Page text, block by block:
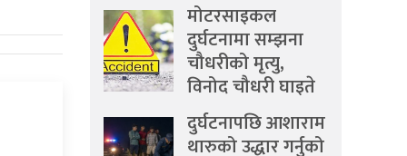
मोटरसाइकल
दुर्घटनामा सम्झना
चौधरीको मृत्यु,
विनोद चौधरी घाइते
दुर्घटनापछि आशाराम
थारुको उद्धार गर्नुको